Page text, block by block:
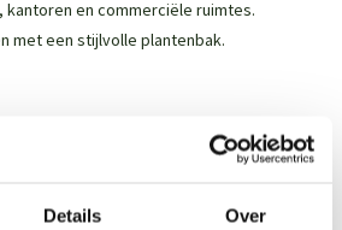
Details Over
kantoren en commerciële ruimtes.
met een stijlvolle plantenbak.
een vraag? Neem contact op met ons